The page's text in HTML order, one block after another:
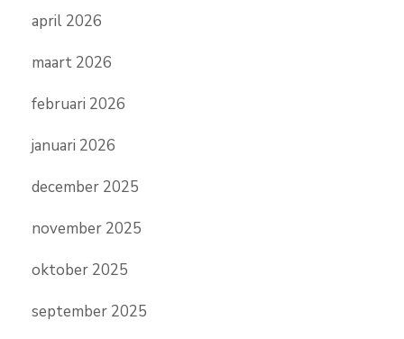
april 2026
maart 2026
februari 2026
januari 2026
december 2025
november 2025
oktober 2025
september 2025